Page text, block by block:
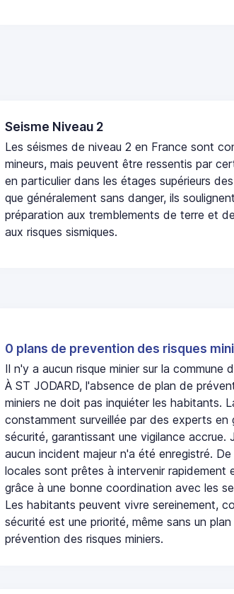
Seisme Niveau 2
Les séismes de niveau 2 en France sont
mineurs, mais peuvent être ressentis par
en particulier dans les étages supérieurs
que généralement sans danger, ils
préparation aux tremblements de terre et
aux risques sismiques.
0 plans de prevention des risques
Il n'y a aucun risque minier sur la commune
À ST JODARD, l'absence de plan de
miniers ne doit pas inquiéter les habitants.
constamment surveillée par des experts en
sécurité, garantissant une vigilance accrue.
aucun incident majeur n'a été enregistré.
locales sont prêtes à intervenir rapidement
grâce à une bonne coordination avec les
Les habitants peuvent vivre sereinement,
sécurité est une priorité, même sans un
prévention des risques miniers.